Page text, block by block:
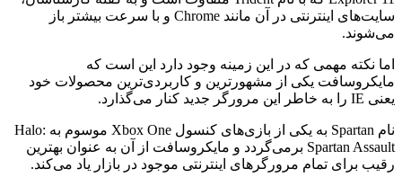
سایت‌های اینترنتی در آن مانند Chrome و با سرعت بیشتر باز
می‌شوند.
اما نکته مهمی که در این زمینه وجود دارد این است که
مایکروسافت یکی از مشهورترین و کاربردی‌ترین محصولات خود
یعنی IE را به خاطر این مرورگر جدید کنار می‌گذارد.
نام Spartan به یکی از بازی‌های کنسول Xbox One موسوم به Halo:
Spartan Assault برمی‌گردد و مایکروسافت از آن به عنوان بهترین
رقیب برای تمام مرورگرهای اینترنتی موجود در بازار یاد می‌کند.